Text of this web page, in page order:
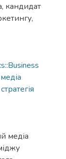
кандидат
стратегія
медіа